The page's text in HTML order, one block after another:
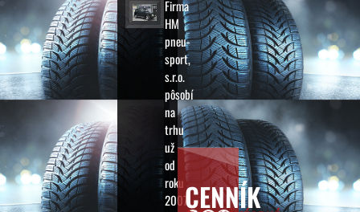
Firma
HM
pneu-
sport,
s.r.o.
pôsobí
na
trhu
už
od
roku
2007.CENNÍK